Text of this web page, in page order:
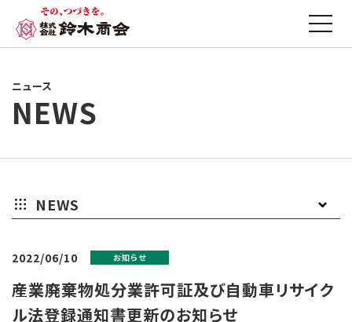
ニュース
NEWS
NEWS
ら
ス
他
2022/06/10 お知らせ
産業廃棄物処分業許可証及び自動車リサイク
ル法登録通知書更新のお知らせ